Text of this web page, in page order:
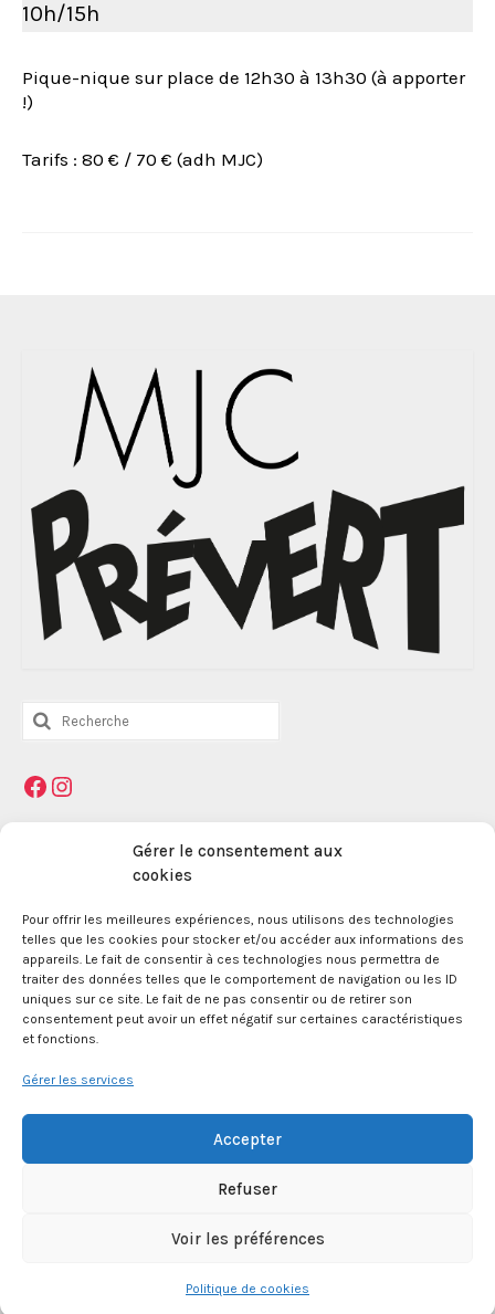
Gérer le consentement aux
cookies
Pour offrir les meilleures expériences, nous utilisons des technologies
telles que les cookies pour stocker et/ou accéder aux informations des
appareils. Le fait de consentir à ces technologies nous permettra de
traiter des données telles que le comportement de navigation ou les ID
uniques sur ce site. Le fait de ne pas consentir ou de retirer son
consentement peut avoir un effet négatif sur certaines caractéristiques
et fonctions.
Gérer les services
Accepter
Refuser
Voir les préférences
Politique de cookies
10h/15h
Pique-nique sur place de 12h30 à 13h30 (à apporter
!)
Tarifs : 80 € / 70 € (adh MJC)
Rechercher
:
Facebook
Instagram
Mentions légales
La Maison des Jeunes et de la Culture Jacques
Prévert est une association enregistrée le 09
décembre 1959 auprès de la Préfecture des Bouches
du Rhône.
Provence.
SIRET 381 083 880 00017